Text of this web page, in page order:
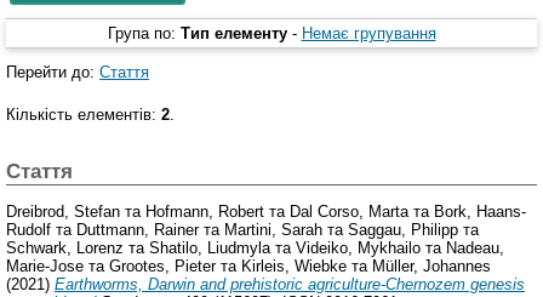
Група по: Тип елементу - Немає групування
Перейти до: Стаття
Кількість елементів: 2.
Стаття
Dreibrod, Stefan та Hofmann, Robert та Dal Corso, Marta та Bork, Haans-
Rudolf та Duttmann, Rainerта Martini, Sarah та Saggau, Philipp та
Schwark, Lorenz та Shatilo, Liudmyla та Videiko, Mykhailo та Nadeau,
Marie-Jose та Grootes, Pieterта Kirleis, Wiebke та Müller, Johannes
(2021) Earthworms, Darwin and prehistoric agriculture-Chernozem genesis